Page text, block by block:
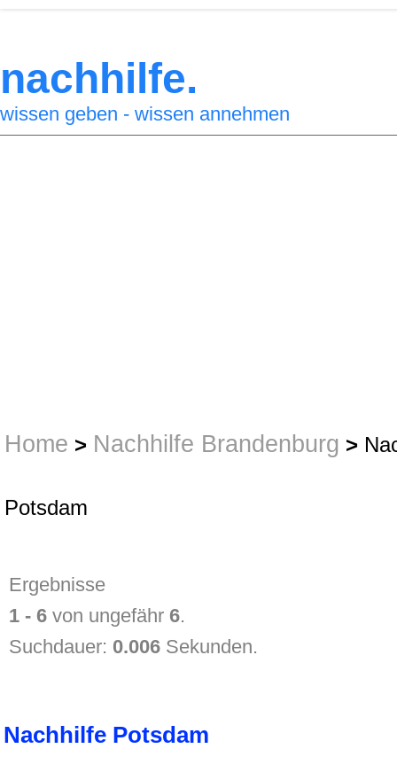
nachhilfe.
wissen geben - wissen annehmen
Home > Nachhilfe Brandenburg >
Potsdam
Ergebnisse
1 - 6 von ungefähr 6.
Suchdauer: 0.006 Sekunden.
Nachhilfe Potsdam